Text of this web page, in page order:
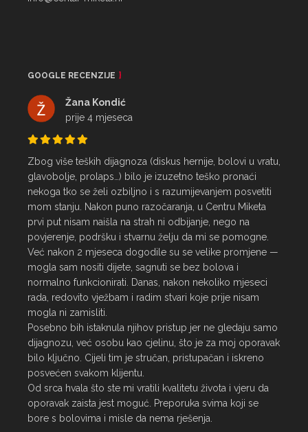
GOOGLE RECENZIJE
Žana Kondić
prije 4 mjeseca
Zbog više teških dijagnoza (diskus hernije, bolovi u vratu,
glavobolje, prolaps…) bilo je izuzetno teško pronaći
nekoga tko se želi ozbiljno i s razumijevanjem posvetiti
mom stanju. Nakon puno razočaranja, u Centru Miketa
prvi put nisam naišla na strah ni odbijanje, nego na
povjerenje, podršku i stvarnu želju da mi se pomogne.
Već nakon 2 mjeseca dogodile su se velike promjene —
mogla sam nositi dijete, sagnuti se bez bolova i
normalno funkcionirati. Danas, nakon nekoliko mjeseci
rada, redovito vježbam i radim stvari koje prije nisam
mogla ni zamisliti.
Posebno bih istaknula njihov pristup jer ne gledaju samo
dijagnozu, već osobu kao cjelinu, što je za moj oporavak
bilo ključno. Cijeli tim je stručan, pristupačan i iskreno
posvećen svakom klijentu.
Od srca hvala što ste mi vratili kvalitetu života i vjeru da
oporavak zaista jest moguć. Preporuka svima koji se
bore s bolovima i misle da nema rješenja.